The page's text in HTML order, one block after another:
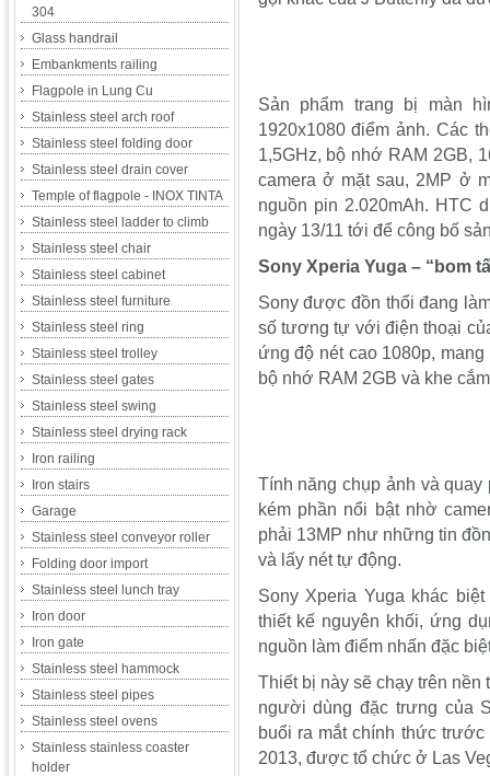
304
Glass handrail
Embankments railing
Flagpole in Lung Cu
Stainless steel arch roof
Stainless steel folding door
Stainless steel drain cover
Temple of flagpole - INOX TINTA
Stainless steel ladder to climb
Stainless steel chair
Stainless steel cabinet
Stainless steel furniture
Stainless steel ring
Stainless steel trolley
Stainless steel gates
Stainless steel swing
Stainless steel drying rack
Iron railing
Iron stairs
Garage
Stainless steel conveyor roller
Folding door import
Stainless steel lunch tray
Iron door
Iron gate
Stainless steel hammock
Stainless steel pipes
Stainless steel ovens
Stainless stainless coaster
holder
Sản phẩm trang bị màn
1920x1080 điểm ảnh. Các
1,5GHz, bộ nhớ RAM 2GB,
camera ở mặt sau, 2MP ở
nguồn pin 2.020mAh. HTC
ngày 13/11 tới để công bố
Sony Xperia Yuga – “bom
Sony được đồn thổi đang
số tương tự với điện thoại
ứng độ nét cao 1080p,
bộ nhớ RAM 2GB và khe
Tính năng chụp ảnh và
kém phần nổi bật nhờ
phải 13MP như những tin
và lấy nét tự động.
Sony Xperia Yuga khác
thiết kế nguyên khối, ứng
nguồn làm điểm nhấn đặc
Thiết bị này sẽ chạy trên
người dùng đặc trưng của
buổi ra mắt chính thức
2013, được tổ chức ở Las